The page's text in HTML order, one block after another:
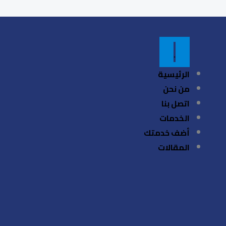
الرئيسية
من نحن
اتصل بنا
الخدمات
أضف خدمتك
المقالات